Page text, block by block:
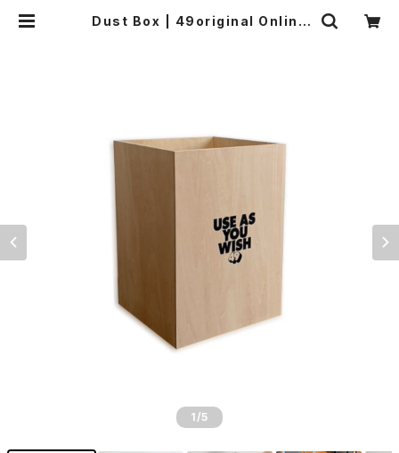
Dust Box | 49original Online
1 /5